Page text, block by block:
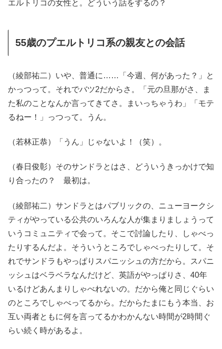
エルトリコの女性と。どういう話をするの？
55歳のプエルトリコ系の親友との会話
（綾部祐二）いや、普通に……「今週、何があった？」と
かっつって。それでバツ2だからさ。「元の旦那がさ、ま
た私のことなんか言ってきてさ。まいっちゃうわ」「モテ
るねー！」っつって。うん。
（若林正恭）「うん」じゃないよ！（笑）。
（春日俊彰）そのサンドラとはさ、どういうきっかけで知
り合ったの？ 最初は。
（綾部祐二）サンドラとはパブリックの、ニューヨークシ
ティがやっている公共のいろんな人が集まりましょうって
いうコミュニティで会って。そこで討論したり、しゃべっ
たりするんだよ。そういうところでしゃべったりして。そ
れでサンドラもやっぱりスパニッシュの方だから。スパニ
ッシュはベラベラなんだけど、英語がやっぱりさ、40年
いるけどあんまりしゃべれないの。だから俺と同じぐらい
のところでしゃべってるから。だからたまにもう本当、お
互い両者ともに何を言ってるかわかんない時間が2時間ぐ
らい続く時があるよ。